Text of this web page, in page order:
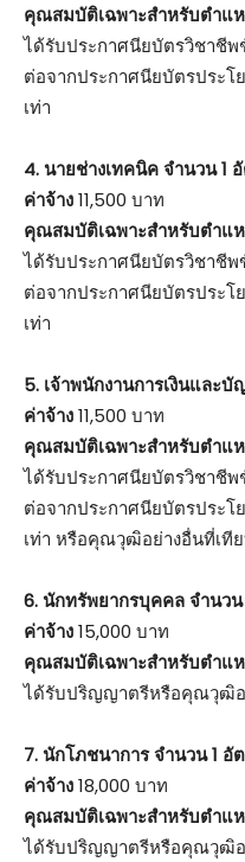
คุณสมบัติเฉพาะสำหรับตำแ
ได้รับประกาศนียบัตรวิชาชี
ต่อจากประกาศนียบัตรประ
เท่า
4. นายช่างเทคนิค จำนวน 1
ค่าจ้าง11,500 บาท
คุณสมบัติเฉพาะสำหรับตำแ
ได้รับประกาศนียบัตรวิชาชี
ต่อจากประกาศนียบัตรประ
เท่า
5. เจ้าพนักงานการเงินและ
ค่าจ้าง11,500 บาท
คุณสมบัติเฉพาะสำหรับตำแ
ได้รับประกาศนียบัตรวิชาชี
ต่อจากประกาศนียบัตรประ
เท่า หรือคุณวุฒิอย่างอื่นที่เที
6. นักทรัพยากรบุคคล จำนวน
ค่าจ้าง15,000 บาท
คุณสมบัติเฉพาะสำหรับตำแ
ได้รับปริญญาตรีหรือคุณวุฒิอ
7. นักโภชนาการ จำนวน 1 อั
ค่าจ้าง18,000 บาท
คุณสมบัติเฉพาะสำหรับตำแ
ได้รับปริญญาตรีหรือคุณวุฒิอ